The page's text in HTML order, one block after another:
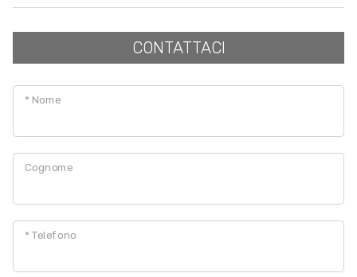
CONTATTACI
* Nome
Cognome
* Telefono